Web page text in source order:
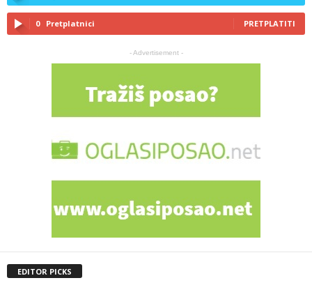
0 Pretplatnici PRETPLATITI
- Advertisement -
EDITOR PICKS